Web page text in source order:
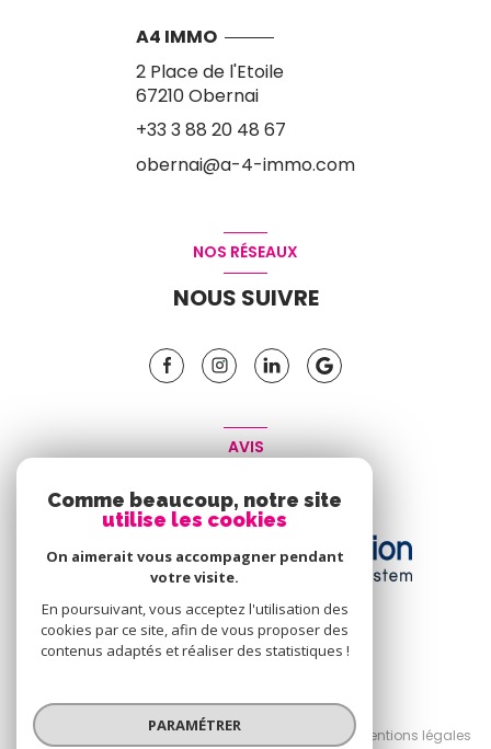
A4 IMMO
2 Place de l'Etoile
67210Obernai
+33 3 88 20 48 67
obernai@a-4-immo.com
NOS RÉSEAUX
NOUS SUIVRE
AVIS
CLIENT
© 2026 | Tous droits réservés
Nos honoraires
Nos partenaires
Mentions légales
Comme beaucoup, notre site
utilise les cookies
On aimerait vous accompagner pendant
votre visite.
En poursuivant, vous acceptez l'utilisation des
cookies par ce site, afin de vous proposer des
contenus adaptés et réaliser des statistiques !
PARAMÉTRER